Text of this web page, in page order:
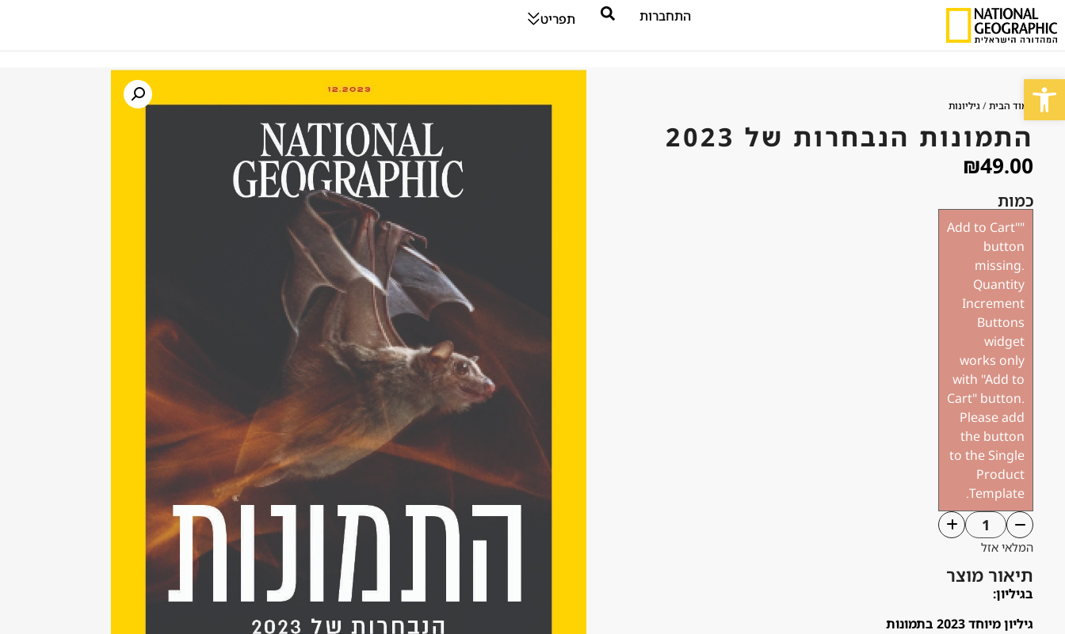
פתח סרגל נגישות
התחברות תפריט
עמוד הבית/גיליונות
התמונות הנבחרות של 2023
₪49.00
כמות
"Add to Cart"
button
missing.
Quantity
Increment
Buttons
widget
works only
with "Add to
Cart" button.
Please add
the button
to the Single
Product
Template.
המלאי אזל
תיאור מוצר
בגיליון:
גיליון מיוחד 2023 בתמונות